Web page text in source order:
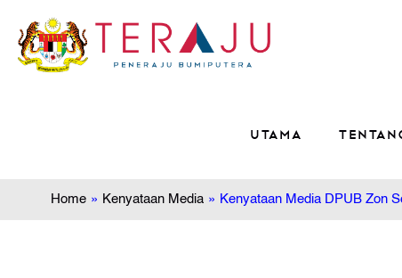
Utama
Home » Kenyataan Media » Kenyataan Media DPUB Zon